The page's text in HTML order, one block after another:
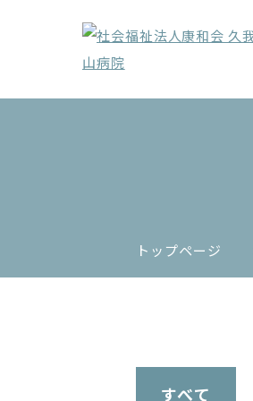
トップページ
すべて